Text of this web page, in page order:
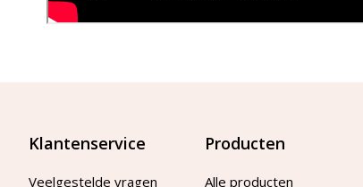
Klantenservice
Veelgestelde vragen
Producten
Alle producten